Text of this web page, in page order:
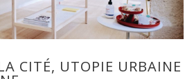
CITÉ, UTOPIE URBAINE